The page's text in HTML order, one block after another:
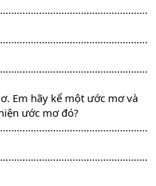
Em hãy kể một ước mơ và
ước mơ đó?